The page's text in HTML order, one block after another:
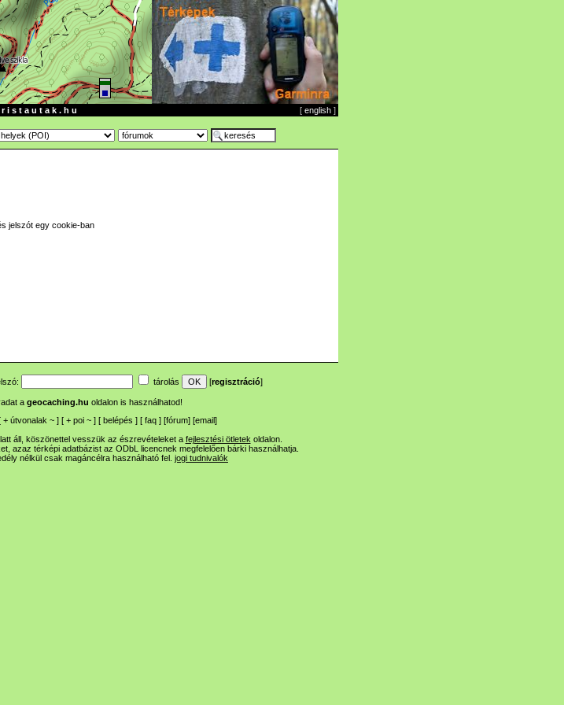
i s t a u t a k . h u [ english ]
jelszót egy cookie-ban
tárolás [regisztráció]
a geocaching.hu oldalon is használhatod!
+ útvonalak ~ ] [ + poi ~ ] [ belépés ] [ faq ] [fórum] [email]
áll, köszönettel vesszük az észrevételeket a fejlesztési ötletek oldalon.
azaz térképi adatbázist az ODbL licencnek megfelelően bárki használhatja.
nélkül csak magáncélra használható fel. jogi tudnivalók